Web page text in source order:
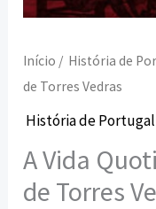
Início / História de
de Torres Vedras
História de Portugal
A Vida
de Torres